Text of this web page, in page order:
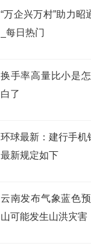
“万企兴万村”助力
_每日热门
换手率高量比小是
白了
环球最新：建行手机
最新规定如下
云南发布气象蓝色
山可能发生山洪灾害